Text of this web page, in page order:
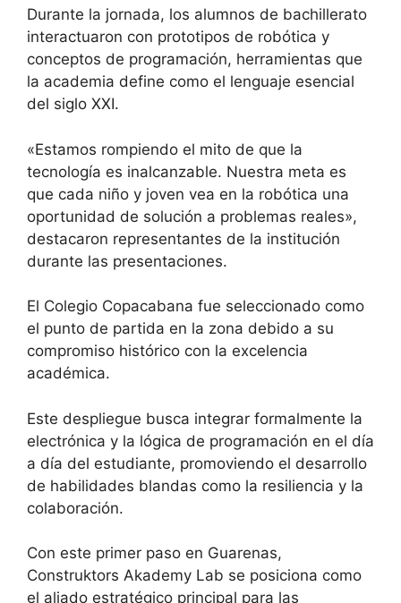
Durante la jornada, los alumnos de bachillerato
interactuaron con prototipos de robótica y
conceptos de programación, herramientas que
la academia define como el lenguaje esencial
del siglo XXI.
«Estamos rompiendo el mito de que la
tecnología es inalcanzable. Nuestra meta es
que cada niño y joven vea en la robótica una
oportunidad de solución a problemas reales»,
destacaron representantes de la institución
durante las presentaciones.
El Colegio Copacabana fue seleccionado como
el punto de partida en la zona debido a su
compromiso histórico con la excelencia
académica.
Este despliegue busca integrar formalmente la
electrónica y la lógica de programación en el día
a día del estudiante, promoviendo el desarrollo
de habilidades blandas como la resiliencia y la
colaboración.
Con este primer paso en Guarenas,
Construktors Akademy Lab se posiciona como
el aliado estratégico principal para las